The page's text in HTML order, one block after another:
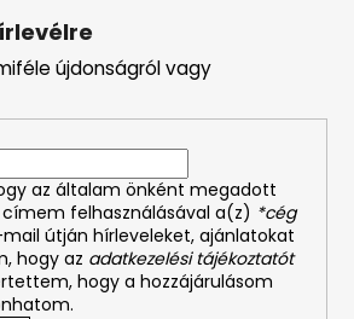
újdonságról vagy
az általam önként megadott
felhasználásával a(z) *cég
útján hírleveleket, ajánlatokat
hogy az adatkezelési tájékoztatót
hogy a hozzájárulásom